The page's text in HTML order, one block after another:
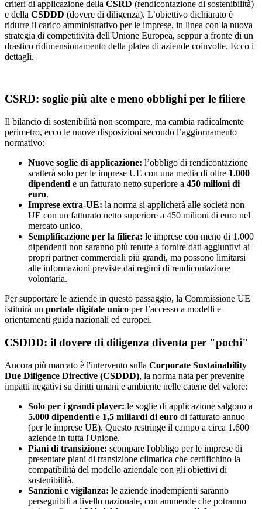
criteri di applicazione della CSRD (rendicontazione di sostenibilità)
e della CSDDD (dovere di diligenza). L’obiettivo dichiarato è
ridurre il carico amministrativo per le imprese, in linea con la nuova
strategia di competitività dell'Unione Europea, seppur a fronte di un
drastico ridimensionamento della platea di aziende coinvolte. Ecco i
dettagli.
CSRD: soglie più alte e meno obblighi per le filiere
Il bilancio di sostenibilità non scompare, ma cambia radicalmente
perimetro, ecco le nuove disposizioni secondo l’aggiornamento
normativo:
Nuove soglie di applicazione: l’obbligo di rendicontazione
scatterà solo per le imprese UE con una media di oltre 1.000
dipendenti e un fatturato netto superiore a 450 milioni di
euro.
Imprese extra-UE: la norma si applicherà alle società non
UE con un fatturato netto superiore a 450 milioni di euro nel
mercato unico.
Semplificazione per la filiera: le imprese con meno di 1.000
dipendenti non saranno più tenute a fornire dati aggiuntivi ai
propri partner commerciali più grandi, ma possono limitarsi
alle informazioni previste dai regimi di rendicontazione
volontaria.
Per supportare le aziende in questo passaggio, la Commissione UE
istituirà un portale digitale unico per l’accesso a modelli e
orientamenti guida nazionali ed europei.
CSDDD: il dovere di diligenza diventa per "pochi"
Ancora più marcato è l'intervento sulla Corporate Sustainability
Due Diligence Directive (CSDDD), la norma nata per prevenire
impatti negativi su diritti umani e ambiente nelle catene del valore:
Solo per i grandi player: le soglie di applicazione salgono a
5.000 dipendenti e 1,5 miliardi di euro di fatturato annuo
(per le imprese UE). Questo restringe il campo a circa 1.600
aziende in tutta l'Unione.
Piani di transizione: scompare l'obbligo per le imprese di
presentare piani di transizione climatica che certifichino la
compatibilità del modello aziendale con gli obiettivi di
sostenibilità.
Sanzioni e vigilanza: le aziende inadempienti saranno
perseguibili a livello nazionale, con ammende che potranno